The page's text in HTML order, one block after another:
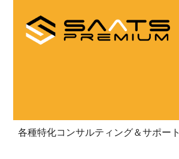
各種特化コンサルティング＆サポート